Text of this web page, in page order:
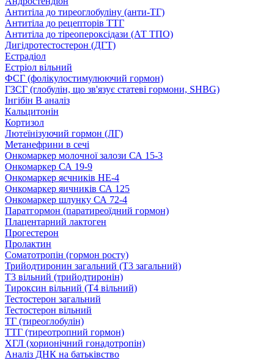
Антитіла до тиреоглобуліну (анти-ТГ)
Антитіла до рецепторів ТТГ
Антитіла до тіреопероксідази (АТ ТПО)
Дигідротестостерон (ДГТ)
Естрадіол
Естріол вільний
ФСГ (фолікулостимулюючий гормон)
ГЗСГ (глобулін, що зв'язує статеві гормони, SHBG)
Інгібін B аналіз
Кальцитонін
Кортизол
Лютеїнізуючий гормон (ЛГ)
Метанефрини в сечі
Онкомаркер молочної залози СА 15-3
Онкомаркер СА 19-9
Онкомаркер яєчників НЕ-4
Онкомаркер яичників СА 125
Онкомаркер шлунку СА 72-4
Паратгормон (паратиреоїдний гормон)
Плацентарний лактоген
Прогестерон
Пролактин
Соматотропін (гормон росту)
Трийодтиронин загальний (Т3 загальний)
Т3 вільний (трийодтиронін)
Тироксин вільний (Т4 вільний)
Тестостерон загальний
Тестостерон вільний
ТГ (тиреоглобулін)
ТТГ (тиреотропний гормон)
ХГЛ (хорионічний гонадотропін)
Аналіз ДНК на батьківство